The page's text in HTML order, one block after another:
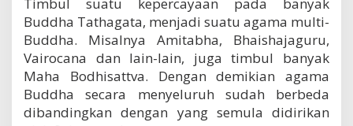
Timbul suatu kepercayaan pada banyak
Buddha Tathagata, menjadi suatu agama multi-
Buddha. Misalnya Amitabha, Bhaishajaguru,
Vairocana dan lain-lain, juga timbul banyak
Maha Bodhisattva. Dengan demikian agama
Buddha secara menyeluruh sudah berbeda
dibandingkan dengan yang semula didirikan